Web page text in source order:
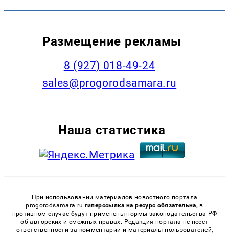
Размещение рекламы
8 (927) 018-49-24
sales@progorodsamara.ru
Наша статистика
При использовании материалов новостного портала
progorodsamara.ru гиперссылка на ресурс обязательна, в
противном случае будут применены нормы законодательства РФ
об авторских и смежных правах. Редакция портала не несет
ответственности за комментарии и материалы пользователей,